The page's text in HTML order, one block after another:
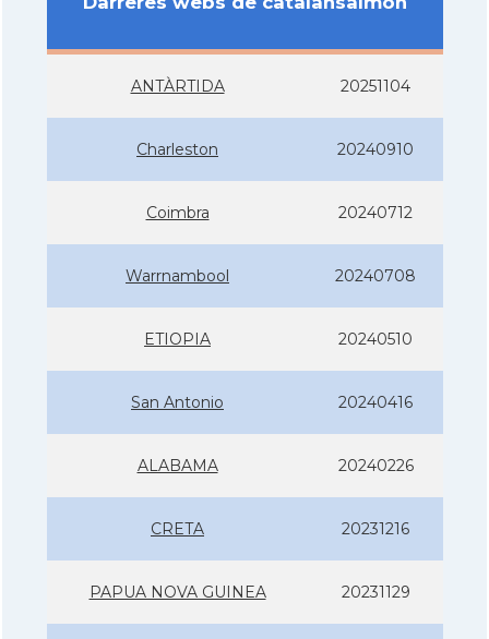
ANTÀRTIDA 20251104
Charleston 20240910
Coimbra 20240712
Warrnambool 20240708
ETIOPIA 20240510
San Antonio 20240416
ALABAMA 20240226
CRETA 20231216
PAPUA NOVA GUINEA 20231129